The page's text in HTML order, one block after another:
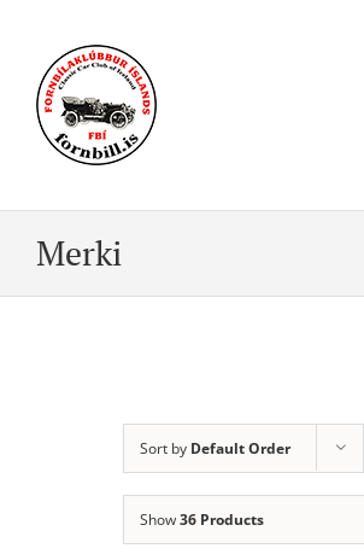
content
Merki
Sort by Default Order
Show36 Products